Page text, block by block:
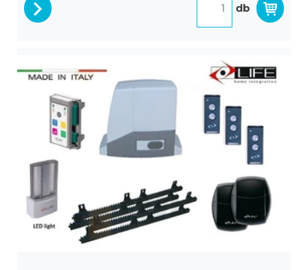
db
LIFE Acer 6 R Setap kapunyitó
Life Acer 6 R szett max 600 kg tolókapukhoz.,
fotocella pár, 4 méter fogasléc, 2 db távirányító